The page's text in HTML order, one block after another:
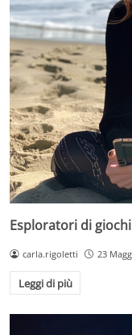
Esploratori di
carla.rigoletti 23
Leggi di più